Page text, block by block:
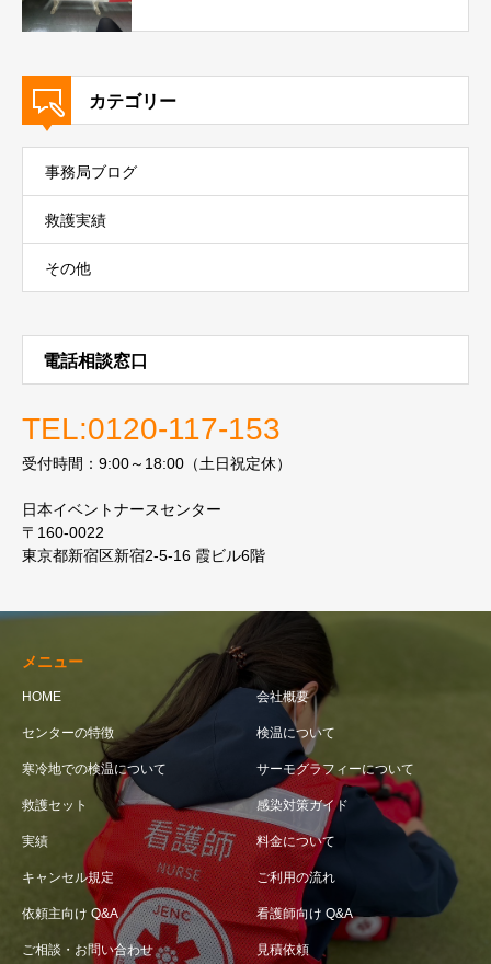
カテゴリー
事務局ブログ
救護実績
その他
電話相談窓口
TEL:0120-117-153
受付時間：9:00～18:00（土日祝定休）
日本イベントナースセンター
〒160-0022
東京都新宿区新宿2-5-16 霞ビル6階
メニュー
HOME 会社概要
センターの特徴 検温について
寒冷地での検温について サーモグラフィーについて
救護セット 感染対策ガイド
実績 料金について
キャンセル規定 ご利用の流れ
依頼主向け Q&A 看護師向け Q&A
ご相談・お問い合わせ 見積依頼